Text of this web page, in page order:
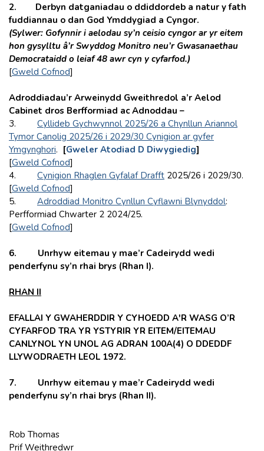
2. Derbyn datganiadau o ddiddordeb a natur y fath
fuddiannau o dan God Ymddygiad a Cyngor.
(Sylwer: Gofynnir i aelodau sy’n ceisio cyngor ar yr eitem
hon gysylltu â’rSwyddog Monitro neu’r Gwasanaethau
Democrataidd o leiaf 48 awr cyn y cyfarfod.)
[Gweld Cofnod]
Adroddiadau’r Arweinydd Gweithredol a’r Aelod
Cabinet dros Berfformiad ac Adnoddau –
3. Cyllideb Gychwynnol 2025/26 a Chynllun Ariannol
Tymor Canolig 2025/26 i 2029/30 Cynigion ar gyfer
Ymgynghori. [Gweler Atodiad D Diwygiedig]
[Gweld Cofnod]
4. Cynigion Rhaglen Gyfalaf Drafft 2025/26 i 2029/30.
[Gweld Cofnod]
5. Adroddiad Monitro Cynllun Cyflawni Blynyddol:
Perfformiad Chwarter 2 2024/25.
[Gweld Cofnod]
6. Unrhyw eitemau y mae’r Cadeirydd wedi
penderfynu sy’n rhai brys (Rhan I).
RHAN II
EFALLAI Y GWAHERDDIR Y CYHOEDD A'R WASG O’R
CYFARFOD TRA YR YSTYRIR YR EITEM/EITEMAU
CANLYNOL YN UNOL AG ADRAN 100A(4) O DDEDDF
LLYWODRAETH LEOL 1972.
7. Unrhyw eitemau y mae’r Cadeirydd wedi
penderfynu sy’n rhai brys (Rhan II).
Rob Thomas
Prif Weithredwr